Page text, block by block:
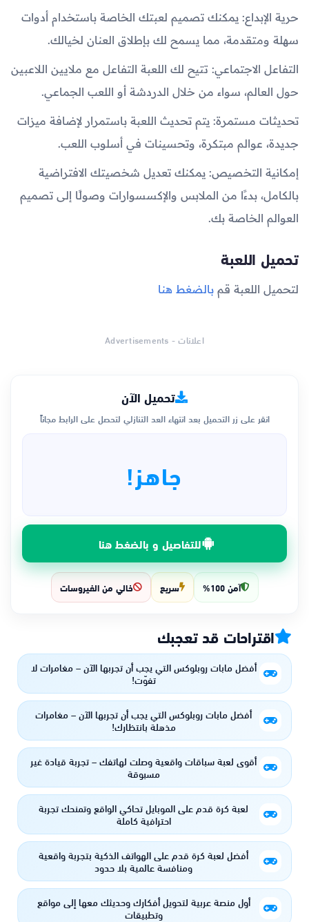
حرية الإبداع: يمكنك تصميم لعبتك الخاصة باستخدام أدوات
سهلة ومتقدمة، مما يسمح لك بإطلاق العنان لخيالك.
التفاعل الاجتماعي: تتيح لك اللعبة التفاعل مع ملايين اللاعبين
حول العالم، سواء من خلال الدردشة أو اللعب الجماعي.
تحديثات مستمرة: يتم تحديث اللعبة باستمرار لإضافة ميزات
جديدة، عوالم مبتكرة، وتحسينات في أسلوب اللعب.
إمكانية التخصيص: يمكنك تعديل شخصيتك الافتراضية
بالكامل، بدءًا من الملابس والإكسسوارات وصولًا إلى تصميم
العوالم الخاصة بك.
تحميل اللعبة
لتحميل اللعبة قم بالضغط هنا
اعلانات - Advertisements
تحميل الآن
انقر على زر التحميل بعد انتهاء العد التنازلي لتحصل على الرابط مجاناً
جاهز!
للتفاصيل و بالضغط هنا
آمن 100% سريع خالي من الفيروسات
اقتراحات قد تعجبك
أفضل مابات روبلوكس التي يجب أن تجربها الآن – مغامرات لا
تفوّت!
أفضل مابات روبلوكس التي يجب أن تجربها الآن – مغامرات
مذهلة بانتظارك!
أقوى لعبة سباقات واقعية وصلت لهاتفك – تجربة قيادة غير
مسبوقة
لعبة كرة قدم على الموبايل تحاكي الواقع وتمنحك تجربة
احترافية كاملة
أفضل لعبة كرة قدم على الهواتف الذكية بتجربة واقعية
ومنافسة عالمية بلا حدود
أول منصة عربية لتحويل أفكارك وحديثك معها إلى مواقع
وتطبيقات